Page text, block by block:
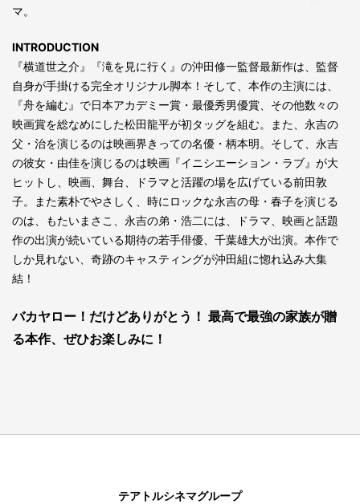
マ。
INTRODUCTION
『横道世之介』『滝を見に行く』の沖田修一監督最新作は、監督
自身が手掛ける完全オリジナル脚本！そして、本作の主演には、
『舟を編む』で日本アカデミー賞・最優秀男優賞、その他数々の
映画賞を総なめにした松田龍平が初タッグを組む。また、永吉の
父・治を演じるのは映画界きっての名優・柄本明。そして、永吉
の彼女・由佳を演じるのは映画『イニシエーション・ラブ』が大
ヒットし、映画、舞台、ドラマと活躍の場を広げている前田敦
子。また素朴でやさしく、時にロックな永吉の母・春子を演じる
のは、もたいまさこ、永吉の弟・浩二には、ドラマ、映画と話題
作の出演が続いている期待の若手俳優、千葉雄大が出演。本作で
しか見れない、奇跡のキャスティングが沖田組に惚れ込み大集
結！
バカヤロー！だけどありがとう！ 最高で最強の家族が贈
る本作、ぜひお楽しみに！
テアトルシネマグループ